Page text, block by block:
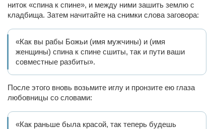
ниток «спина к спине», и между ними зашить землю с
кладбища. Затем начитайте на снимки слова заговора:
«Как вы рабы Божьи (имя мужчины) и (имя
женщины) спина к спине сшиты, так и пути ваши
совместные разбиты».
После этого вновь возьмите иглу и пронзите ею глаза
любовницы со словами:
«Как раньше была красой, так теперь будешь